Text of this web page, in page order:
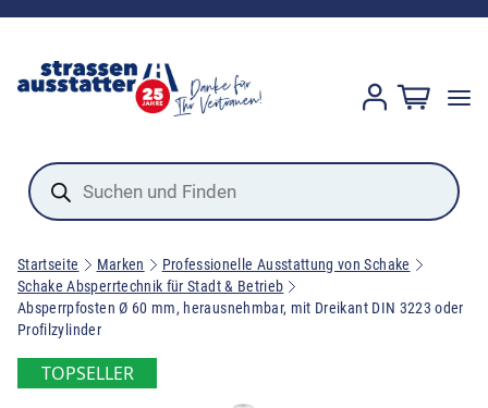
Products
search
Startseite Marken
Professionelle Ausstattung von Schake
Schake Absperrtechnik für Stadt & Betrieb
Absperrpfosten Ø 60 mm, herausnehmbar, mit Dreikant DIN 3223 oder
Profilzylinder
TOPSELLER